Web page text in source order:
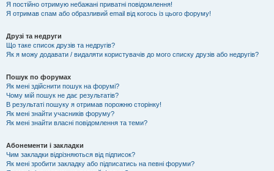
Я постійно отримую небажані приватні повідомлення!
Я отримав спам або образливий email від когось із цього форуму!
Друзі та недруги
Що таке список друзів та недругів?
Як я можу додавати / видаляти користувачів до мого списку друзів або недругів?
Пошук по форумах
Як мені здійснити пошук на форумі?
Чому мій пошук не дає результатів?
В результаті пошуку я отримав порожню сторінку!
Як мені знайти учасників форуму?
Як мені знайти власні повідомлення та теми?
Абонементи і закладки
Чим закладки відрізняються від підписок?
Як мені зробити закладку або підписатись на певні форуми?